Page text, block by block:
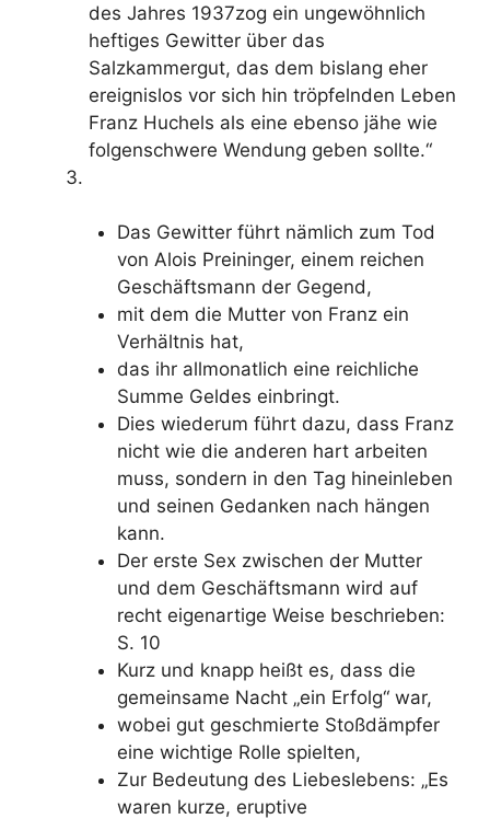
des Jahres 1937zog ein ungewöhnlich
heftiges Gewitter über das
Salzkammergut, das dem bislang eher
ereignislos vor sich hin tröpfelnden Leben
Franz Huchels als eine ebenso jähe wie
folgenschwere Wendung geben sollte.“
Das Gewitter führt nämlich zum Tod
von Alois Preininger, einem reichen
Geschäftsmann der Gegend,
mit dem die Mutter von Franz ein
Verhältnis hat,
das ihr allmonatlich eine reichliche
Summe Geldes einbringt.
Dies wiederum führt dazu, dass Franz
nicht wie die anderen hart arbeiten
muss, sondern in den Tag hineinleben
und seinen Gedanken nach hängen
kann.
Der erste Sex zwischen der Mutter
und dem Geschäftsmann wird auf
recht eigenartige Weise beschrieben:
S. 10
Kurz und knapp heißt es, dass die
gemeinsame Nacht „ein Erfolg“ war,
wobei gut geschmierte Stoßdämpfer
eine wichtige Rolle spielten,
Zur Bedeutung des Liebeslebens: „Es
waren kurze, eruptive